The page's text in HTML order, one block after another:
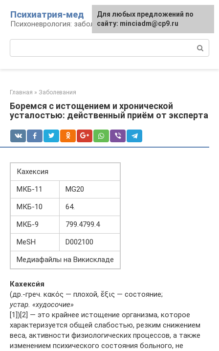
контенту
Психиатрия-мед
Психоневрология: заболевания и терапия
Главная » Заболевания
Боремся с истощением и хронической
усталостью: действенный приём от эксперта
Кахексия
МКБ-11
MG20
МКБ-10
64.
МКБ-9
799.4799.4
MeSH
D002100
Медиафайлы на Викискладе
Кахекси́я
(др.-греч. κακός — плохой, ἕξις — состояние;
устар. «худосочие»
[1])[2] — это крайнее истощение организма, которое
характеризуется общей слабостью, резким снижением
веса, активности физиологических процессов, а также
изменением психического состояния больного, не
Для любых предложений по
сайту: minciadm@cp9.ru